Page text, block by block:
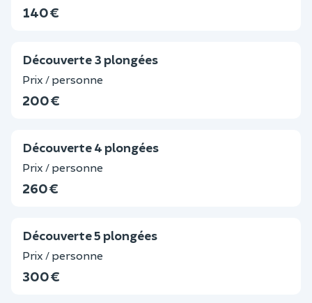
140 €
Découverte 3 plongées
Prix / personne
200 €
Découverte 4 plongées
Prix / personne
260 €
Découverte 5 plongées
Prix / personne
300 €